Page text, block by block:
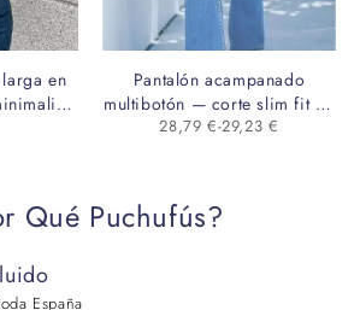
en
Pantalón acampanado
multibotón — corte slim fit de
largo completo en poliéster
28,79€-29,23 €
Qué Puchufús?
España